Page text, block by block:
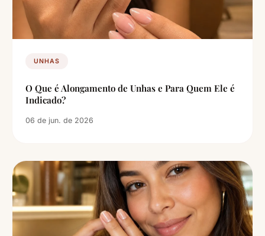
UNHAS
O Que é Alongamento de Unhas e Para Quem Ele é
Indicado?
06 de jun. de 2026